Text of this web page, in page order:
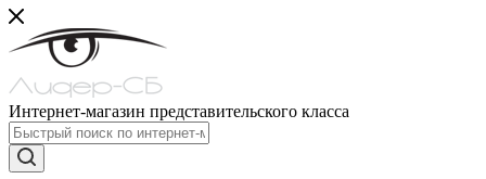
Интернет-магазин представительского класса